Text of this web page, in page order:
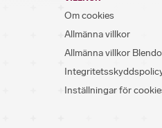
Om cookies
Allmänna villkor
Allmänna villkor
Inställningar för